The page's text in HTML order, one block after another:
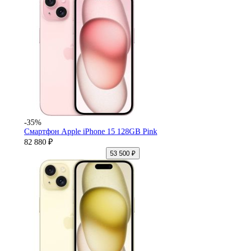
-35%
Смартфон Apple iPhone 15 128GB Pink
82 880 ₽
53 500 ₽